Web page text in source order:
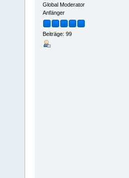
Global Moderator
Anfänger
Beiträge: 99